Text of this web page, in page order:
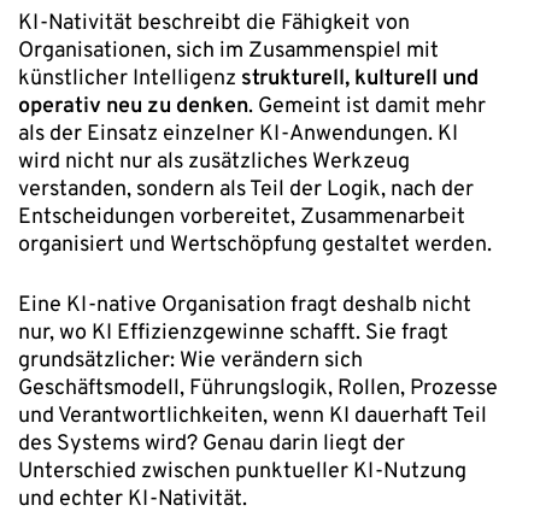
KI-Nativität beschreibt die Fähigkeit von
Organisationen, sich im Zusammenspiel mit
künstlicher Intelligenz strukturell, kulturell und
operativ neu zu denken. Gemeint ist damit mehr
als der Einsatz einzelner KI-Anwendungen. KI
wird nicht nur als zusätzliches Werkzeug
verstanden, sondern als Teil der Logik, nach der
Entscheidungen vorbereitet, Zusammenarbeit
organisiert und Wertschöpfung gestaltet werden.
Eine KI-native Organisation fragt deshalb nicht
nur, wo KI Effizienzgewinne schafft. Sie fragt
grundsätzlicher: Wie verändern sich
Geschäftsmodell, Führungslogik, Rollen, Prozesse
und Verantwortlichkeiten, wenn KI dauerhaft Teil
des Systems wird? Genau darin liegt der
Unterschied zwischen punktueller KI-Nutzung
und echter KI-Nativität.